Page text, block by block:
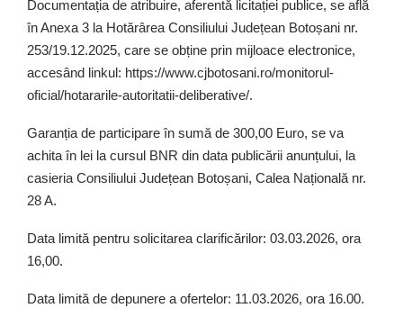
Documentația de atribuire, aferentă licitației publice, se află
în Anexa 3 la Hotărârea Consiliului Județean Botoșani nr.
253/19.12.2025, care se obține prin mijloace electronice,
accesând linkul: https://www.cjbotosani.ro/monitorul-
oficial/hotararile-autoritatii-deliberative/.
Garanția de participare în sumă de 300,00 Euro, se va
achita în lei la cursul BNR din data publicării anunțului, la
casieria Consiliului Județean Botoșani, Calea Națională nr.
28 A.
Data limită pentru solicitarea clarificărilor: 03.03.2026, ora
16,00.
Data limită de depunere a ofertelor: 11.03.2026, ora 16.00.